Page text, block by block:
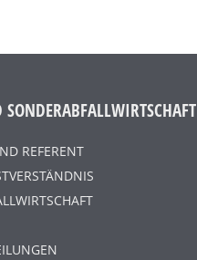
SONDERABFALLWIRTSCHAFT
REFERENT